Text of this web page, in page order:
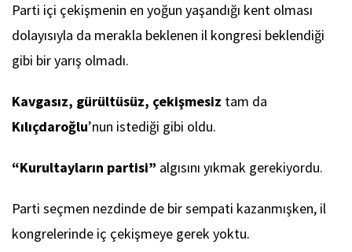
Parti içi çekişmenin en yoğun yaşandığı kent olması
dolayısıyla da merakla beklenen il kongresi beklendiği
gibi bir yarış olmadı.
Kavgasız, gürültüsüz, çekişmesiz tam da
Kılıçdaroğlu’nun istediği gibi oldu.
“Kurultayların partisi” algısını yıkmak gerekiyordu.
Parti seçmen nezdinde de bir sempati kazanmışken, il
kongrelerinde iç çekişmeye gerek yoktu.